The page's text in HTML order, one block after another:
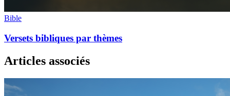
Bible
Versets bibliques par thèmes
Articles associés